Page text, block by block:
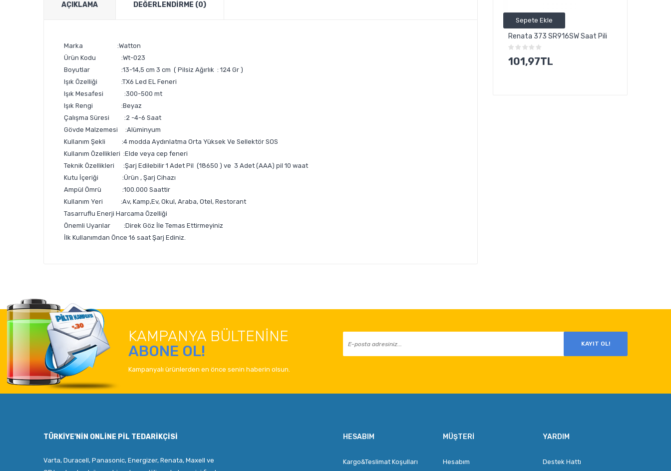
AÇIKLAMA DEĞERLENDIRME (0)
Marka :Watton
Ürün Kodu :Wt-023
Boyutlar :13-14,5 cm 3 cm ( Pilsiz Ağırlık : 124 Gr )
Işık Özelliği :TX6 Led EL Feneri
Işık Mesafesi :300-500 mt
Işık Rengi :Beyaz
Çalışma Süresi :2 -4-6 Saat
Gövde Malzemesi :Alüminyum
Kullanım Şekli :4 modda Aydınlatma Orta Yüksek Ve Sellektör SOS
Kullanım Özellikleri :Elde veya cep feneri
Teknik Özellikleri :Şarj Edilebilir 1 Adet Pil (18650 ) ve 3 Adet (AAA) pil 10 waat
Kutu İçeriği :Ürün , Şarj Cihazı
Ampül Ömrü :100.000 Saattir
Kullanım Yeri :Av, Kamp,Ev, Okul, Araba, Otel, Restorant
Tasarruflu Enerji Harcama Özelliği
Önemli Uyarılar :Direk Göz İle Temas Ettirmeyiniz
İlk Kullanımdan Önce 16 saat Şarj Ediniz.
Sepete Ekle
Renata 373 SR916SW Saat Pili
101,97TL
KAMPANYA BÜLTENİNE
ABONE OL!
Kampanyalı ürünlerden en önce senin haberin olsun.
KAYIT OL!
TÜRKIYE'NIN ONLINE PIL TEDARIKÇISI
Varta, Duracell, Panasonic, Energizer, Renata, Maxell ve
HESABIM
Kargo&Teslimat Koşulları
MÜŞTERI
Hesabım
YARDIM
Destek Hattı